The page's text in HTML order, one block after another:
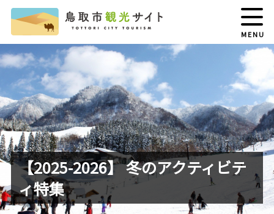
MENU
【2025-2026】 冬のアクティビテ
ィ特集